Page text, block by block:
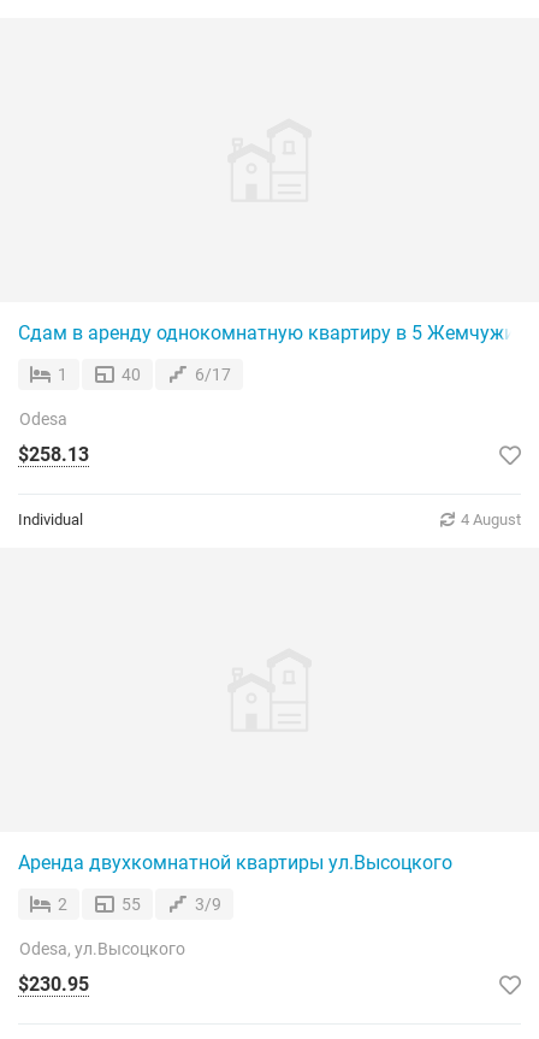
Сдам в аренду однокомнатную квартиру в 5
1 40 6/17
Odesa
$258.13
Individual 4 August
Аренда двухкомнатной квартиры ул.Высоцкого
2 55 3/9
Odesa, ул.Высоцкого
$230.95